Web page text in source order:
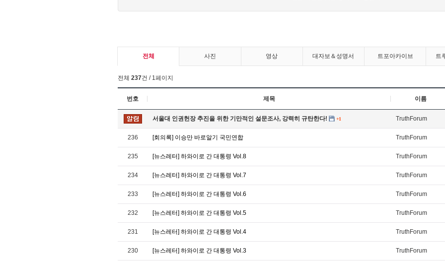
전체 사진 영상 대자보＆성명서 트포아카이브 트
전체 237건 / 1페이지
번호 제목 이름
서울대 인권헌장 추진을 위한 기만적인 설문조사, 강력히 규탄한다! +1 TruthForum
236 [회의록] 이승만 바로알기 국민연합 TruthForum
235 [뉴스레터] 하와이로 간 대통령 Vol.8 TruthForum
234 [뉴스레터] 하와이로 간 대통령 Vol.7 TruthForum
233 [뉴스레터] 하와이로 간 대통령 Vol.6 TruthForum
232 [뉴스레터] 하와이로 간 대통령 Vol.5 TruthForum
231 [뉴스레터] 하와이로 간 대통령 Vol.4 TruthForum
230 [뉴스레터] 하와이로 간 대통령 Vol.3 TruthForum